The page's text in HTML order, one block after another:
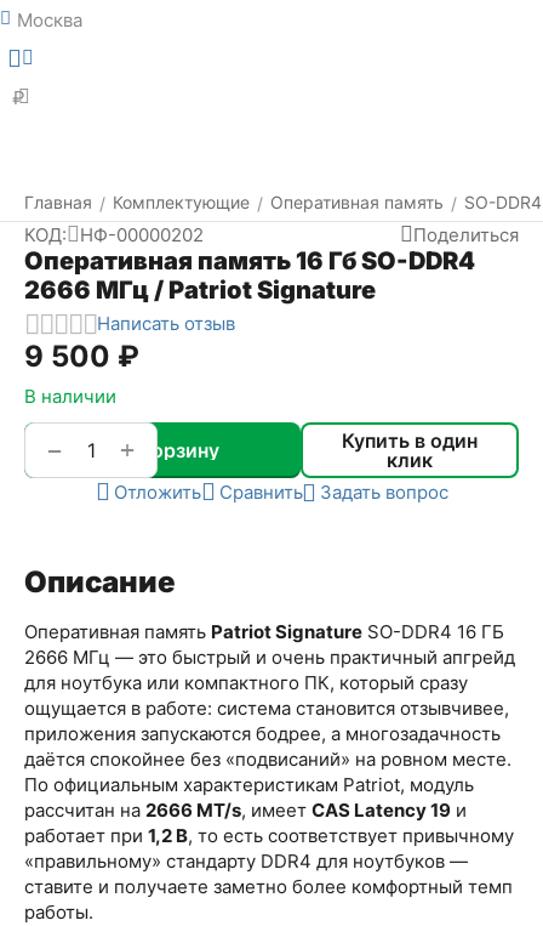
Москва
₽
Главная / Комплектующие / Оперативная память / SO-DDR4
КОД: НФ-00000202 Поделиться
Оперативная память 16 Гб SO-DDR4
2666 МГц / Patriot Signature
Написать отзыв
9 500 ₽
В наличии
+
− В корзину
Купить в один
клик
Отложить Сравнить Задать вопрос
Описание
Оперативная память Patriot Signature SO-DDR4 16 ГБ
2666 МГц — это быстрый и очень практичный апгрейд
для ноутбука или компактного ПК, который сразу
ощущается в работе: система становится отзывчивее,
приложения запускаются бодрее, а многозадачность
даётся спокойнее без «подвисаний» на ровном месте.
По официальным характеристикам Patriot, модуль
рассчитан на 2666 MT/s, имеет CAS Latency 19 и
работает при 1,2 В, то есть соответствует привычному
«правильному» стандарту DDR4 для ноутбуков —
ставите и получаете заметно более комфортный темп
работы.